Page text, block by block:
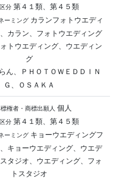
分第４１類、第４５類
ーミングカランフォトウエディ
カラン、フォトウエディング
トウエディング、ウエディン
グ
ん、ＰＨＯＴＯＷＥＤＤＩＮ
Ｇ、ＯＳＡＫＡ
権者・商標出願人 個人
分第４１類、第４５類
ーミングキョーウエディングフ
キョーウエディング、ウエデ
タジオ、ウエディング、フォ
トスタジオ